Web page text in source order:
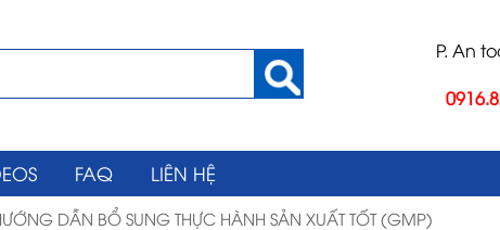
P. An
FAQ LIÊN HỆ
DẪN BỔ SUNG THỰC HÀNH SẢN XUẤT TỐT (GMP)